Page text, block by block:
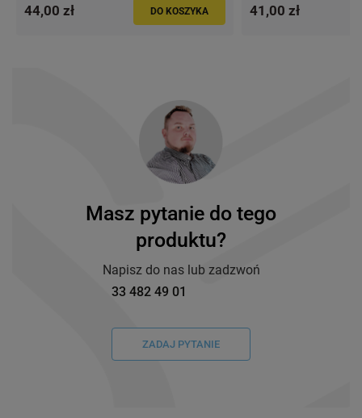
44,00 zł DO KOSZYKA 41,00 zł
Masz pytanie do tego
produktu?
Napisz do nas lub zadzwoń
33 482 49 01
ZADAJ PYTANIE